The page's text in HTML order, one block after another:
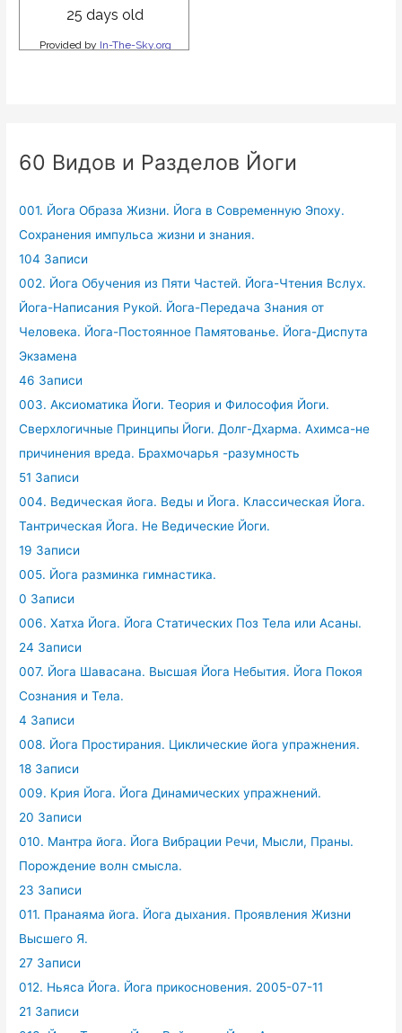
60 Видов и Разделов Йоги
001. Йога Образа Жизни. Йога в Современную Эпоху.
Сохранения импульса жизни и знания.
104 Записи
002. Йога Обучения из Пяти Частей. Йога-Чтения Вслух.
Йога-Написания Рукой. Йога-Передача Знания от
Человека. Йога-Постоянное Памятованье. Йога-Диспута
Экзамена
46 Записи
003. Аксиоматика Йоги. Теория и Философия Йоги.
Сверхлогичные Принципы Йоги. Долг-Дхарма. Ахимса-не
причинения вреда. Брахмочарья -разумность
51 Записи
004. Ведическая йога. Веды и Йога. Классическая Йога.
Тантрическая Йога. Не Ведические Йоги.
19 Записи
005. Йога разминка гимнастика.
0 Записи
006. Хатха Йога. Йога Статических Поз Тела или Асаны.
24 Записи
007. Йога Шавасана. Высшая Йога Небытия. Йога Покоя
Сознания и Тела.
4 Записи
008. Йога Простирания. Циклические йога упражнения.
18 Записи
009. Крия Йога. Йога Динамических упражнений.
20 Записи
010. Мантра йога. Йога Вибрации Речи, Мысли, Праны.
Порождение волн смысла.
23 Записи
011. Пранаяма йога. Йога дыхания. Проявления Жизни
Высшего Я.
27 Записи
012. Ньяса Йога. Йога прикосновения. 2005-07-11
21 Записи